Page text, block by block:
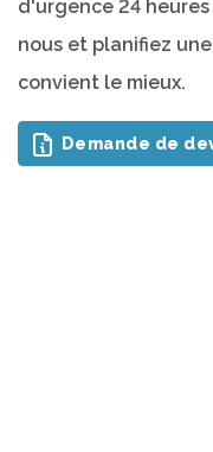
d'urgence 24 heures
nous et planifiez
convient le mieux.
Demande de